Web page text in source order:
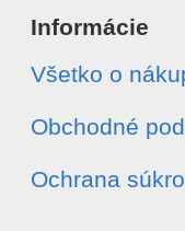
Informácie
Všetko o
Obchodné
Ochrana